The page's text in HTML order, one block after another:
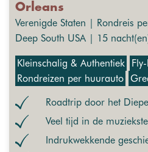
Orleans
Verenigde Staten | Rondreis
Deep South USA | 15
Kleinschalig & Authentiek
Rondreizen per huurauto
Roadtrip door het
Veel tijd in de
Indrukwekkende